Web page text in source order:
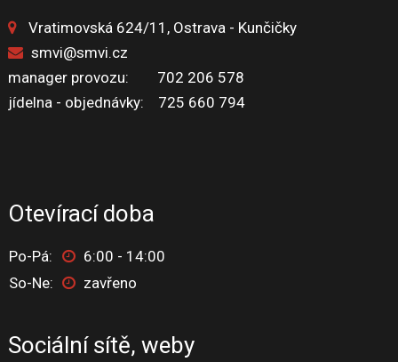
Vratimovská 624/11, Ostrava - Kunčičky
smvi@smvi.cz
manager provozu: 702 206 578
jídelna - objednávky: 725 660 794
Otevírací doba
Po-Pá:
6:00 - 14:00
So-Ne:
zavřeno
Sociální sítě, weby